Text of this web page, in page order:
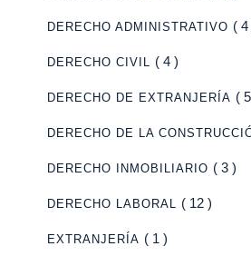
DERECHO ADMINISTRATIVO ( 4
DERECHO CIVIL ( 4 )
DERECHO DE EXTRANJERÍA (
DERECHO DE LA
DERECHO INMOBILIARIO ( 3 )
DERECHO LABORAL ( 12 )
EXTRANJERÍA ( 1 )